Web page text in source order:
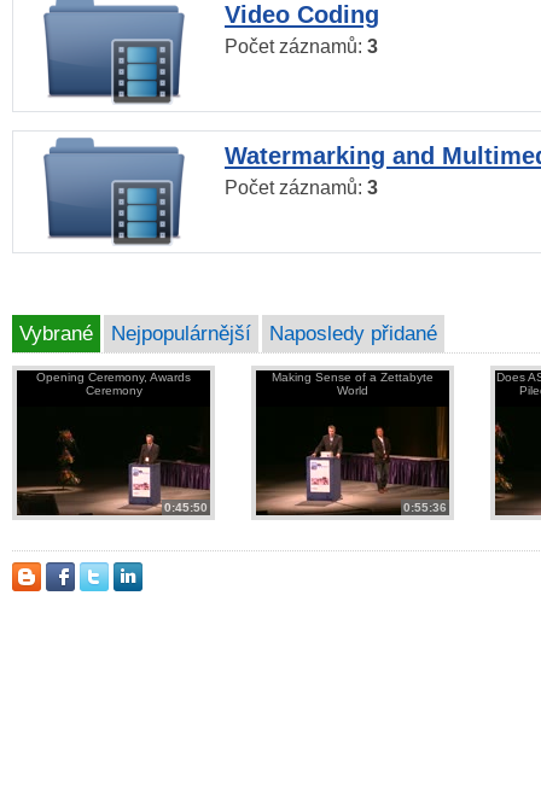
Video Coding
Počet záznamů: 3
Watermarking and
Počet záznamů: 3
Vybrané Nejpopulárnější Naposledy přidané
Opening Ceremony, Awards
Ceremony
0:45:50
Making Sense of a Zettabyte
World
0:55:36
Does